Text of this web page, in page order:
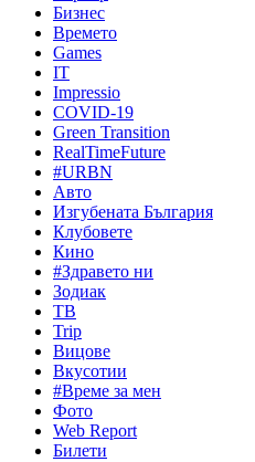
Бизнес
Времето
Games
IT
Impressio
COVID-19
Green Transition
RealTimeFuture
#URBN
Авто
Изгубената България
Клубовете
Кино
#Здравето ни
Зодиак
ТВ
Trip
Вицове
Вкусотии
#Време за мен
Фото
Web Report
Билети